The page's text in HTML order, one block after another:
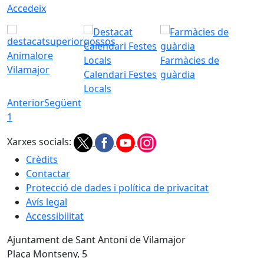
Accedeix
Animalore
Vilamajor
Calendari Festes
Locals
Farmàcies de
guàrdia
AnteriorSegüent
1
Xarxes socials:
Crèdits
Contactar
Protecció de dades i política de privacitat
Avís legal
Accessibilitat
Ajuntament de Sant Antoni de Vilamajor
Plaça Montseny, 5